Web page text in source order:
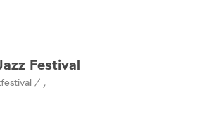
Festival
/ ,